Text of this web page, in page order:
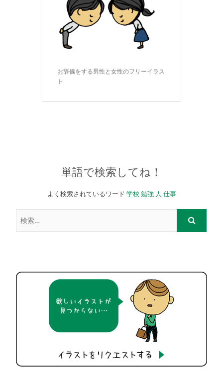
お辞儀をする男性と女性のフリーイラス
ト
単語で検索してね！
よく検索されているワード 学校 勉強 人 仕事